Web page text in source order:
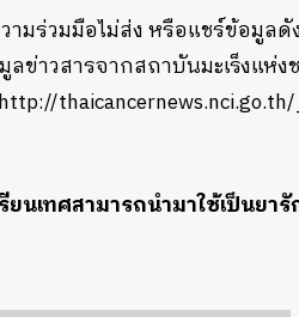
มร่วมมือไม่ส่ง หรือแชร์ข้อมูลดั
ข่าวสารจากสถาบันมะเร็งแห่ง
เทศสามารถนำมาใช้เป็นยารั